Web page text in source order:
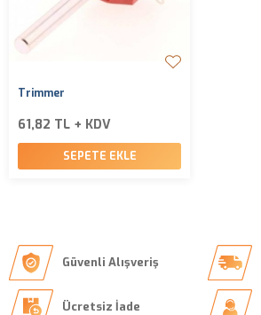
Trimmer
61,82 TL + KDV
SEPETE EKLE
Güvenli Alışveriş
Ücretsiz İade